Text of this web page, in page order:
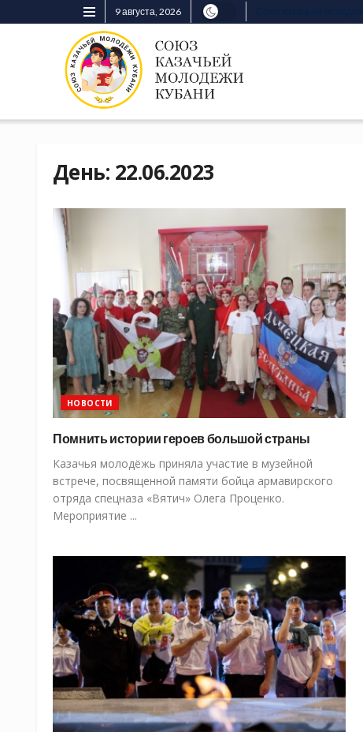
9 августа, 2026
День: 22.06.2023
НОВОСТИ
Помнить истории героев большой страны
Казачья молодёжь приняла участие в музейной
встрече, посвященной памяти бойца армавирского
отряда спецназа «Вятич» Олега Проценко.
Мероприятие ...